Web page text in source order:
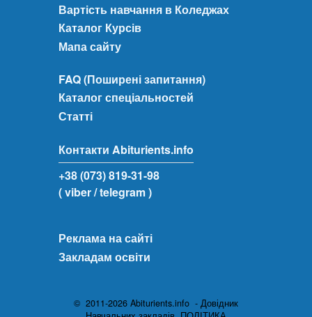
Вартість навчання в Коледжах
Каталог Курсів
Мапа сайту
FAQ (Поширені запитання)
Каталог спеціальностей
Статті
Контакти Abiturients.info
+38 (073) 819-31-98
( viber/ telegram )
Реклама на сайті
Закладам освіти
© 2011-2026 Abiturients.info - Довідник